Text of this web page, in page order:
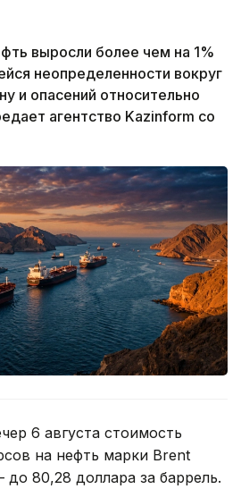
выросли более чем на 1%
неопределенности вокруг
и опасений относительно
агентство Kazinform со
6 августа стоимость
на нефть марки Brent
80,28 доллара за баррель.